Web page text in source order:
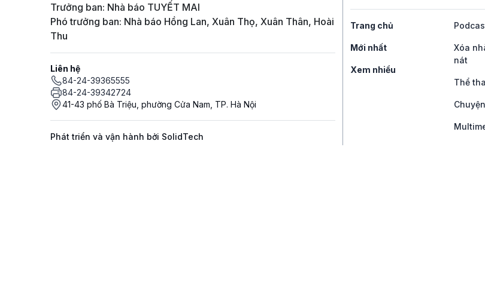
Trưởng ban: Nhà báo TUYẾT MAI
Phó trưởng ban: Nhà báo Hồng Lan, Xuân Thọ, Xuân Thân, Hoài
Thu
Liên hệ
84-24-39365555
84-24-39342724
41-43 phố Bà Triệu, phường Cửa Nam, TP. Hà Nội
Phát triển và vận hành bởi SolidTech
Trang chủ
Mới nhất
Xem nhiều
Xóa
nát
Thể